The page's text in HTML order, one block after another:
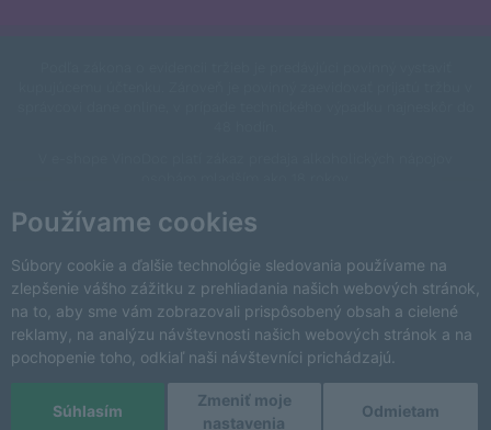
Používame cookies
Súbory cookie a ďalšie technológie sledovania používame na
zlepšenie vášho zážitku z prehliadania našich webových stránok,
na to, aby sme vám zobrazovali prispôsobený obsah a cielené
reklamy, na analýzu návštevnosti našich webových stránok a na
pochopenie toho, odkiaľ naši návštevníci prichádzajú.
Súhlasím Odmietam
Zmeniť moje
nastavenia
This site is protected by reCAPTCHA and the Google
andTerms of Service
Zmeniť nastavenia cookies
Copyright © 2026 VinoDoc s.r.o. Všetky práva vyhradené.